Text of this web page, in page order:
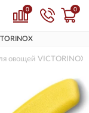
0 0
овощей VICTORINOX